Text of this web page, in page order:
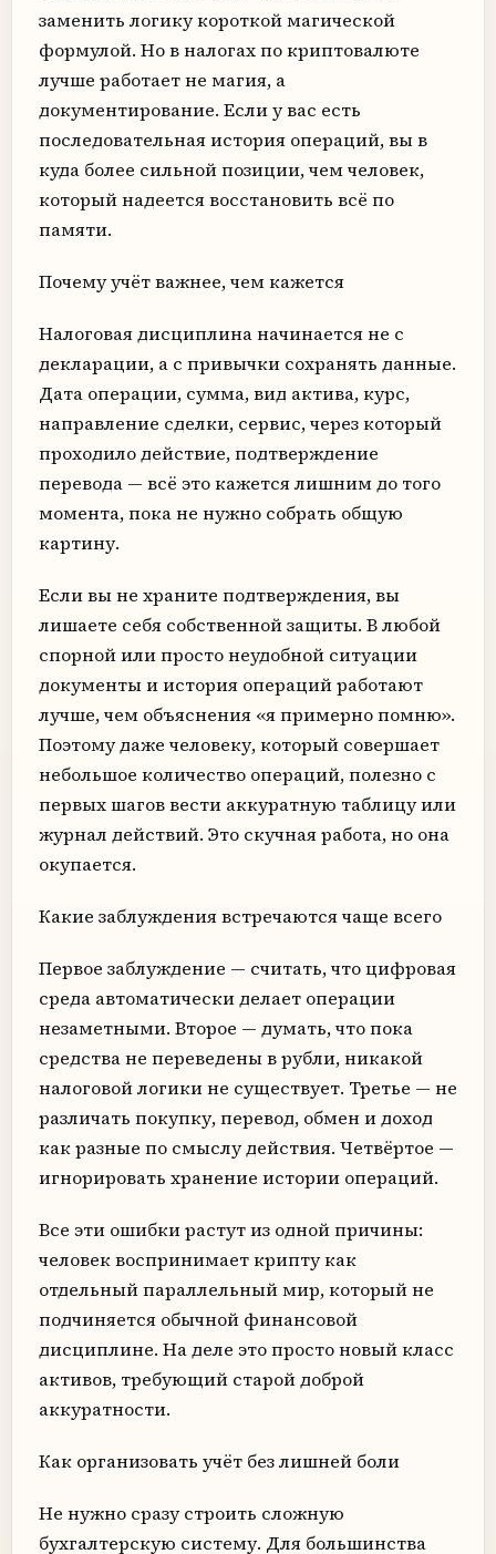
заменить логику короткой магической
формулой. Но в налогах по криптовалюте
лучше работает не магия, а
документирование. Если у вас есть
последовательная история операций, вы в
куда более сильной позиции, чем человек,
который надеется восстановить всё по
памяти.
Почему учёт важнее, чем кажется
Налоговая дисциплина начинается не с
декларации, а с привычки сохранять данные.
Дата операции, сумма, вид актива, курс,
направление сделки, сервис, через который
проходило действие, подтверждение
перевода — всё это кажется лишним до того
момента, пока не нужно собрать общую
картину.
Если вы не храните подтверждения, вы
лишаете себя собственной защиты. В любой
спорной или просто неудобной ситуации
документы и история операций работают
лучше, чем объяснения «я примерно помню».
Поэтому даже человеку, который совершает
небольшое количество операций, полезно с
первых шагов вести аккуратную таблицу или
журнал действий. Это скучная работа, но она
окупается.
Какие заблуждения встречаются чаще всего
Первое заблуждение — считать, что цифровая
среда автоматически делает операции
незаметными. Второе — думать, что пока
средства не переведены в рубли, никакой
налоговой логики не существует. Третье — не
различать покупку, перевод, обмен и доход
как разные по смыслу действия. Четвёртое —
игнорировать хранение истории операций.
Все эти ошибки растут из одной причины:
человек воспринимает крипту как
отдельный параллельный мир, который не
подчиняется обычной финансовой
дисциплине. На деле это просто новый класс
активов, требующий старой доброй
аккуратности.
Как организовать учёт без лишней боли
Не нужно сразу строить сложную
бухгалтерскую систему. Для большинства